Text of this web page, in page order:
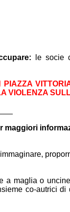
le socie
PIAZZA
VIOLENZA
maggiori
a maglia o
co-autrici di